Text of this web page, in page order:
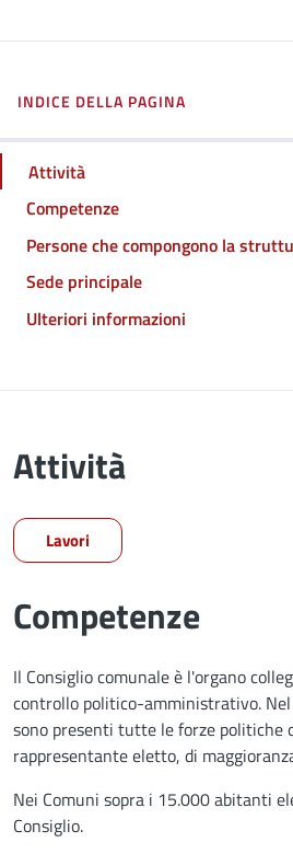
INDICE DELLA PAGINA
Attività
Competenze
Persone che compongono la
Sede principale
Ulteriori informazioni
Attività
Lavori
Competenze
Il Consiglio comunale è l'organo
controllo politico-amministrativo.
sono presenti tutte le forze politiche
rappresentante eletto, di
Nei Comuni sopra i 15.000 abitanti
Consiglio.